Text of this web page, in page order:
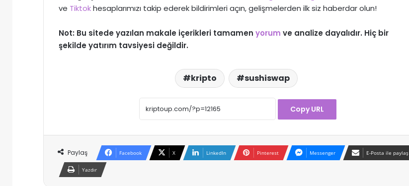
ve Tiktokhesaplarımızı takip ederek bildirimleri açın, gelişmelerden ilk siz haberdar olun!
Not: Bu sitede yazılan makale içerikleri tamamen yorum ve analize dayalıdır. Hiç bir
şekilde yatırım tavsiyesi değildir.
kripto sushiswap
Copy URL
Paylaş Facebook X LinkedIn Pinterest Messenger E-Posta ile paylaş
Yazdır